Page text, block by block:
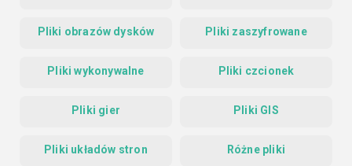
Pliki obrazów dysków Pliki zaszyfrowane
Pliki wykonywalne Pliki czcionek
Pliki gier Pliki GIS
Pliki układów stron Różne pliki